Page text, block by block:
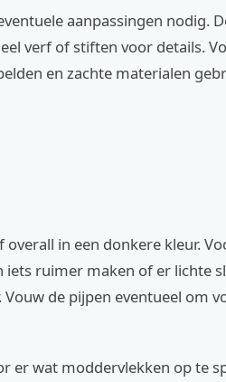
aanpassingen nodig.
verf of stiften voor details.
en zachte materialen
in een donkere kleur.
ruimer maken of er lichte
de pijpen eventueel om
er wat moddervlekken op te